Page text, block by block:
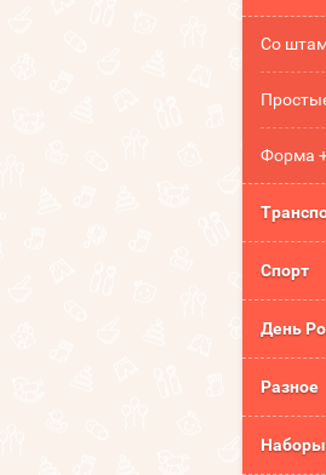
Со
Форма
Спорт
День
Разное
Наборы